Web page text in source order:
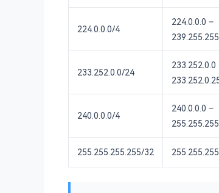
224.0.0.0/4
224.0.0.0 –
233.252.0.0/24
233.252.0.0
240.0.0.0/4
240.0.0.0 –
255.255.255.255/32